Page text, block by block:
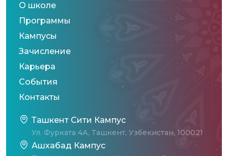
О школе
Программы
Кампусы
Зачисление
Карьера
События
Контакты
Ташкент Сити Кампус
Ул. Фурката 4А, Ташкент, Узбекистан, 100021
Ашхабад Кампус